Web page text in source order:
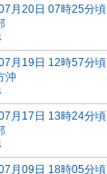
月20日 07時25分頃
月19日 12時57分頃
沖
月17日 13時24分頃
月09日 18時05分頃